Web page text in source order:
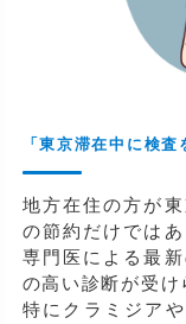
「東京滞在中に検
地方在住の方が
の節約だけでは
専門医による最
の高い診断が受け
特にクラミジア